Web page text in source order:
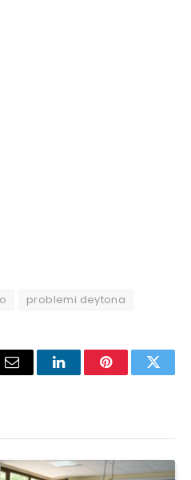
problemi deytona
Email LinkedInPinterest